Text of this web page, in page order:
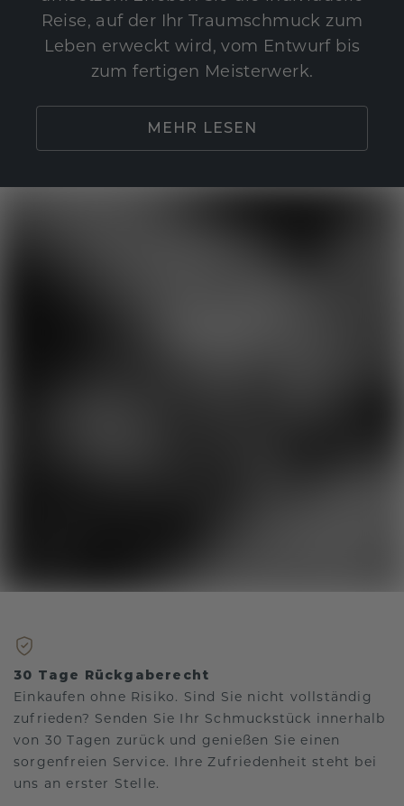
Reise, auf der Ihr Traumschmuck zum
Leben erweckt wird, vom Entwurf bis
zum fertigen Meisterwerk.
MEHR LESEN
30 Tage Rückgaberecht
Einkaufen ohne Risiko. Sind Sie nicht vollständig
zufrieden? Senden Sie Ihr Schmuckstück innerhalb
von 30 Tagen zurück und genießen Sie einen
sorgenfreien Service. Ihre Zufriedenheit steht bei
uns an erster Stelle.